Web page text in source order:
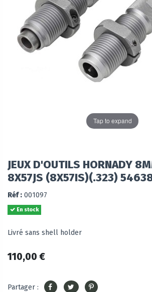
Tap to expand
JEUX D'OUTILS HORNADY
8X57JS (8X57IS)(.323)
Réf : 001097
En stock
Livré sans shell holder
110,00 €
Partager :